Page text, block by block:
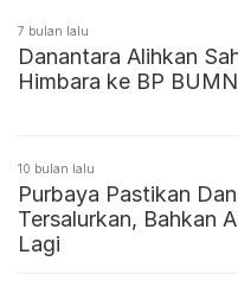
7 bulan lalu
Danantara Alihkan
Himbara ke BP BUMN
10 bulan lalu
Purbaya Pastikan
Tersalurkan, Bahkan
Lagi